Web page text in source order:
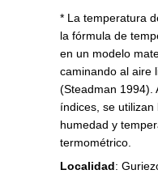
* La temperatura
la fórmula de
en un modelo
caminando al aire
(Steadman 1994).
índices, se
humedad y
termométrico.
Localidad: